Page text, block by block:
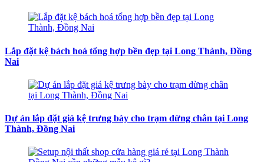
Lắp đặt kệ bách hoá tổng hợp bền đẹp tại Long Thành, Đồng
Nai
Dự án lắp đặt giá kệ trưng bày cho trạm dừng chân tại Long
Thành, Đồng Nai